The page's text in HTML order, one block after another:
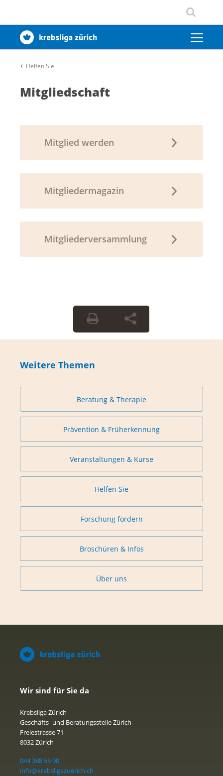
Helfen Sie
Mitgliedschaft
Mitglied werden
Mitgliedermagazin
Mitgliederversammlung
Weitere Themen
Beratung & Therapie
Prävention & Früherkennung
Veranstaltungen & Kurse
Helfen Sie
Forschung fördern
Broschüren & Infos
Über uns
Wir sind für Sie da
Krebsliga Zürich
Geschäfts- und Beratungsstelle Zürich
Freiestrasse 71
8032 Zürich
044 388 55 00
info@krebsligazuerich.ch